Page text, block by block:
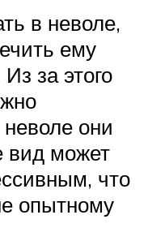
в неволе,
ему
за этого
они
вид может
что
опытному